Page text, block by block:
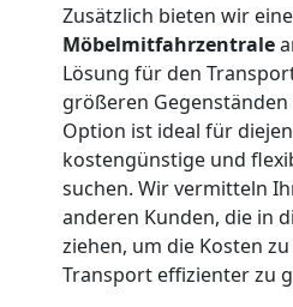
Zusätzlich bieten wir
Möbelmitfahrzentrale
Lösung für den
größeren
Option ist ideal für
kostengünstige und
suchen. Wir vermitteln
anderen Kunden, die in
ziehen, um die Kosten
Transport effizienter zu